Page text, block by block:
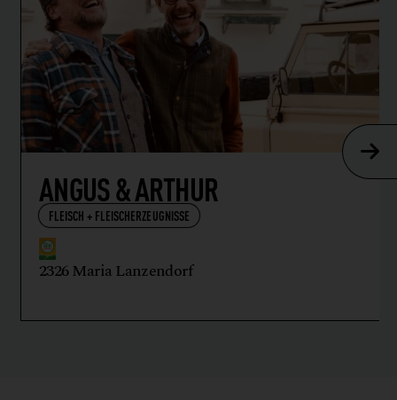
ANGUS & ARTHUR
FLEISCH + FLEISCHERZEUGNISSE
2326 Maria Lanzendorf